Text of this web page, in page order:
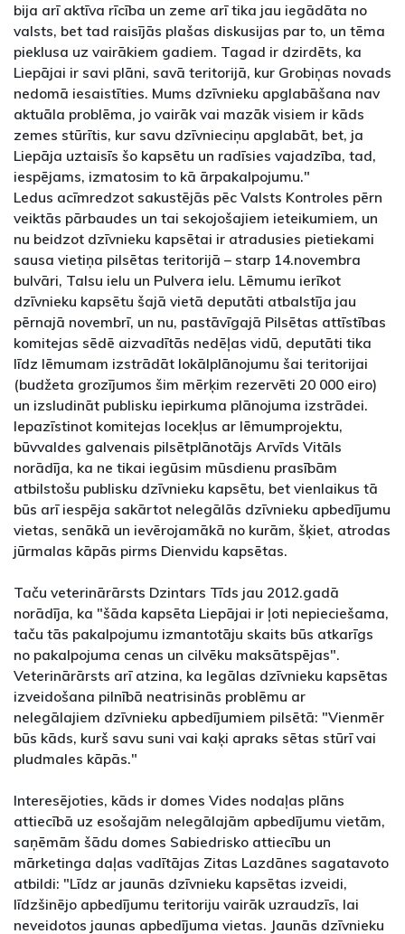
bija arī aktīva rīcība un zeme arī tika jau iegādāta no
valsts, bet tad raisījās plašas diskusijas par to, un tēma
pieklusa uz vairākiem gadiem. Tagad ir dzirdēts, ka
Liepājai ir savi plāni, savā teritorijā, kur Grobiņas novads
nedomā iesaistīties. Mums dzīvnieku apglabāšana nav
aktuāla problēma, jo vairāk vai mazāk visiem ir kāds
zemes stūrītis, kur savu dzīvnieciņu apglabāt, bet, ja
Liepāja uztaisīs šo kapsētu un radīsies vajadzība, tad,
iespējams, izmatosim to kā ārpakalpojumu."
Ledus acīmredzot sakustējās pēc Valsts Kontroles pērn
veiktās pārbaudes un tai sekojošajiem ieteikumiem, un
nu beidzot dzīvnieku kapsētai ir atradusies pietiekami
sausa vietiņa pilsētas teritorijā – starp 14.novembra
bulvāri, Talsu ielu un Pulvera ielu. Lēmumu ierīkot
dzīvnieku kapsētu šajā vietā deputāti atbalstīja jau
pērnajā novembrī, un nu, pastāvīgajā Pilsētas attīstības
komitejas sēdē aizvadītās nedēļas vidū, deputāti tika
līdz lēmumam izstrādāt lokālplānojumu šai teritorijai
(budžeta grozījumos šim mērķim rezervēti 20 000 eiro)
un izsludināt publisku iepirkuma plānojuma izstrādei.
Iepazīstinot komitejas locekļus ar lēmumprojektu,
būvvaldes galvenais pilsētplānotājs Arvīds Vitāls
norādīja, ka ne tikai iegūsim mūsdienu prasībām
atbilstošu publisku dzīvnieku kapsētu, bet vienlaikus tā
būs arī iespēja sakārtot nelegālās dzīvnieku apbedījumu
vietas, senākā un ievērojamākā no kurām, šķiet, atrodas
jūrmalas kāpās pirms Dienvidu kapsētas.
Taču veterinārārsts Dzintars Tīds jau 2012.gadā
norādīja, ka "šāda kapsēta Liepājai ir ļoti nepieciešama,
taču tās pakalpojumu izmantotāju skaits būs atkarīgs
no pakalpojuma cenas un cilvēku maksātspējas".
Veterinārārsts arī atzina, ka legālas dzīvnieku kapsētas
izveidošana pilnībā neatrisinās problēmu ar
nelegālajiem dzīvnieku apbedījumiem pilsētā: "Vienmēr
būs kāds, kurš savu suni vai kaķi apraks sētas stūrī vai
pludmales kāpās."
Interesējoties, kāds ir domes Vides nodaļas plāns
attiecībā uz esošajām nelegālajām apbedījumu vietām,
saņēmām šādu domes Sabiedrisko attiecību un
mārketinga daļas vadītājas Zitas Lazdānes sagatavoto
atbildi: "Līdz ar jaunās dzīvnieku kapsētas izveidi,
līdzšinējo apbedījumu teritoriju vairāk uzraudzīs, lai
neveidotos jaunas apbedījuma vietas. Jaunās dzīvnieku